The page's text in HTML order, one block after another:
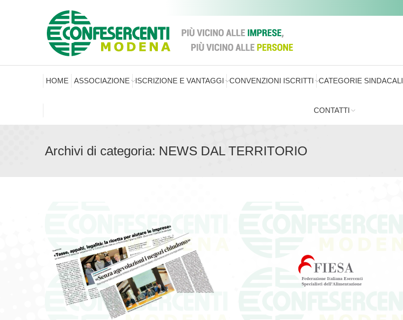
HOME ASSOCIAZIONE ISCRIZIONE E VANTAGGI CONVENZIONI ISCRITTI CATEGORIE SINDACALI
CONTATTI
Archivi di categoria: NEWS DAL TERRITORIO